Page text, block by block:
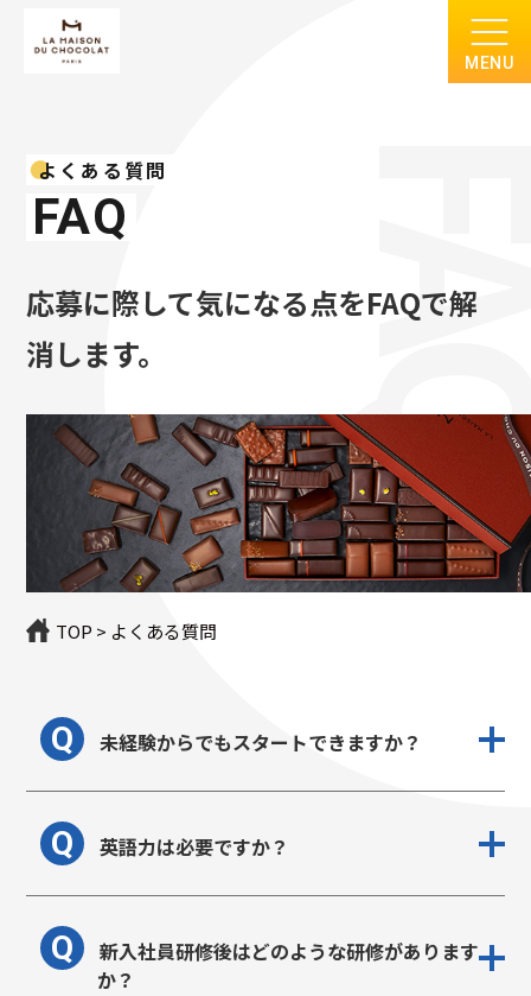
MENU
よくある質問
FAQ
応募に際して気になる点をFAQで解
消します。
TOP > よくある質問
Q 未経験からでもスタートできますか？
Q 英語力は必要ですか？
Q
新入社員研修後はどのような研修があります
か？